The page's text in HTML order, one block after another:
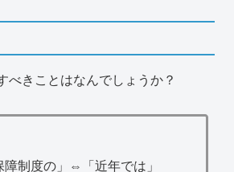
べきことはなんでしょうか？
障制度の」⇔「近年では」